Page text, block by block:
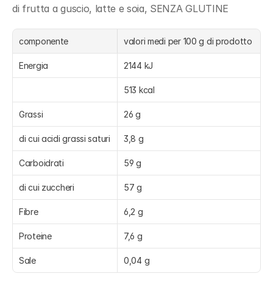
di frutta a guscio, latte e soia, SENZA GLUTINE
componente valori medi per 100 g di prodotto
Energia 2144 kJ
513 kcal
Grassi 26 g
di cui acidi grassi saturi 3,8 g
Carboidrati 59 g
di cui zuccheri 57 g
Fibre 6,2 g
Proteine 7,6 g
Sale 0,04 g